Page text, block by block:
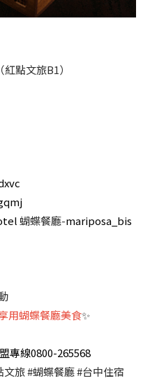
點文旅B1）
蝴蝶餐廳-mariposa_bis
用蝴蝶餐廳美食✨
專線0800-265568
旅 #蝴蝶餐廳 #台中住宿